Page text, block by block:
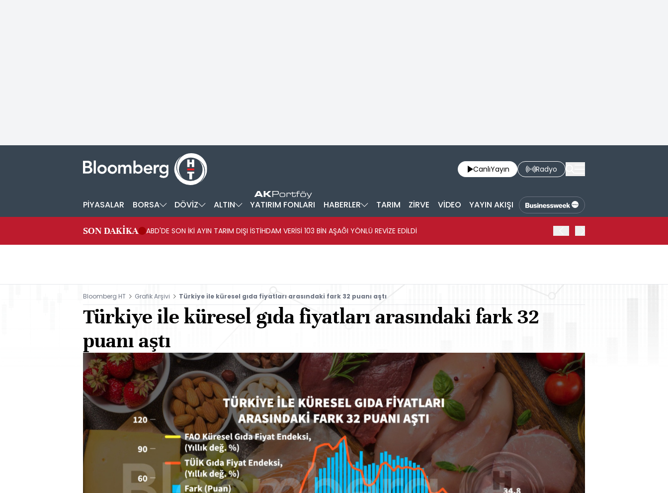
CanlıYayın Radyo
PİYASALAR BORSA DÖVİZ ALTIN YATIRIM FONLARI HABERLER TARIM ZİRVE VİDEO YAYIN AKIŞI
SON DAKİKA ABD'DE SON İKİ AYIN TARIM DIŞI İSTİHDAM VERİSİ 103 BİN AŞAĞI YÖNLÜ REVİZE EDİLDİ
Bloomberg HT Grafik Arşivi Türkiye ile küresel gıda fiyatları arasındaki fark 32 puanı aştı
Türkiye ile küresel gıda fiyatları arasındaki fark 32
puanı aştı